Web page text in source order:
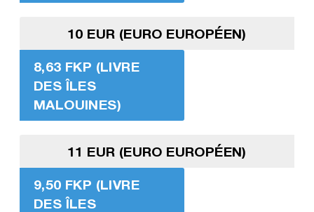
10 EUR (EURO EUROPÉEN)
8,63 FKP (LIVRE
DES ÎLES
MALOUINES)
11 EUR (EURO EUROPÉEN)
9,50 FKP (LIVRE
DES ÎLES